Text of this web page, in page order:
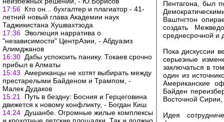
17:56 Кто он... бухгалтер и плагиатор - 41-
летний новый глава Академии наук
Таджикистана Хушвахтзода
17:36 Эволюция нарратива о
"независимости" ЦентрАзии, - Абдуазиз
Алимджанов
16:30 Дабы успокоить панику. Токаев срочно
прибыл в Алматы
15:43 Американцы не хотят выбирать между
престарелыми Байденом и Трампом, -
Малек Дудаков
15:21
Путь в бездну: Босния и Герцеговина
движется к новому конфликту, - Богдан Киш
14:24 Душанбе. Огромные жилые комплексы
Пентагона, был
Ваштнгтон
создать
среднесрочной и
Пока дискуссии
серьезные
заключаться в
один из
Американские
Байден
Восточной Сирии,
Идея